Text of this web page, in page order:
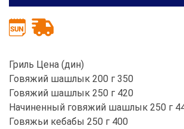
Гриль Цена (дин)
Говяжий шашлык 200 г 350
Говяжий шашлык 250 г 420
Начиненный говяжий шашлык 250 г
Говяжьи кебабы 250 г 400